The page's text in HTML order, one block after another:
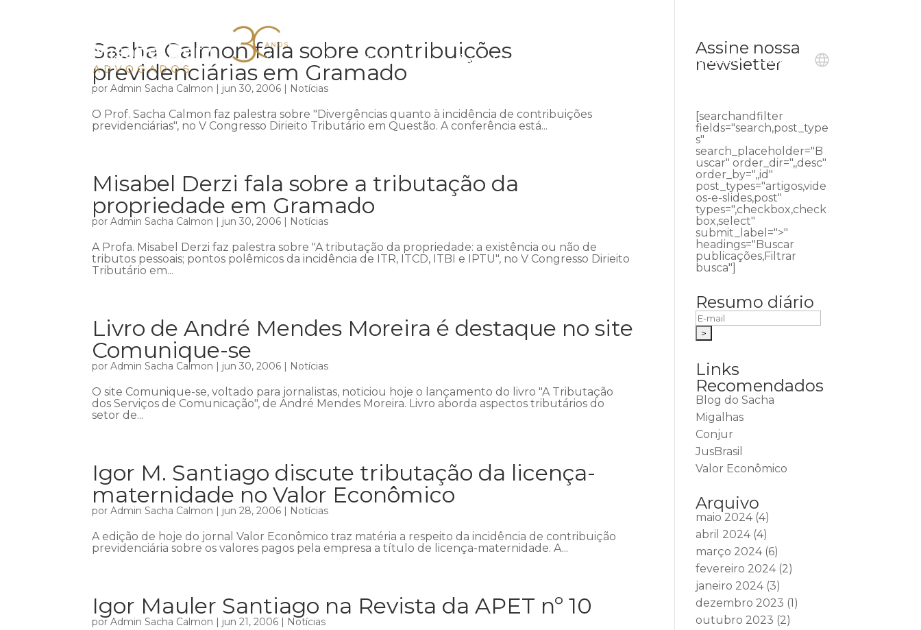
Início Institucional Áreas de atuação Ouvidoria Contato
Sacha Calmon fala sobre contribuições
previdenciárias em Gramado
porAdmin Sacha Calmon | jun 30, 2006 | Notícias
O Prof. Sacha Calmon faz palestra sobre "Divergências quanto à incidência de contribuições
previdenciárias", no V Congresso Dirieito Tributário em Questão. A conferência está...
Misabel Derzi fala sobre a tributação da
propriedade em Gramado
porAdmin Sacha Calmon | jun 30, 2006 | Notícias
A Profa. Misabel Derzi faz palestra sobre "A tributação da propriedade: a existência ou não de
tributos pessoais; pontos polêmicos da incidência de ITR, ITCD, ITBI e IPTU", no V Congresso Dirieito
Tributário em...
Livro de André Mendes Moreira é destaque no site
Comunique-se
porAdmin Sacha Calmon | jun 30, 2006 | Notícias
O site Comunique-se, voltado para jornalistas, noticiou hoje o lançamento do livro "A Tributação
dos Serviços de Comunicação", de André Mendes Moreira. Livro aborda aspectos tributários do
setor de...
Igor M. Santiago discute tributação da licença-
maternidade no Valor Econômico
porAdmin Sacha Calmon | jun 28, 2006 | Notícias
A edição de hoje do jornal Valor Econômico traz matéria a respeito da incidência de contribuição
previdenciária sobre os valores pagos pela empresa a título de licença-maternidade. A...
Igor Mauler Santiago na Revista da APET nº 10
porAdmin Sacha Calmon | jun 21, 2006 | Notícias
Assine nossa
newsletter
[searchandfilter
fields="search,post_type
s"
search_placeholder="B
uscar" order_dir=",,desc"
order_by=",,id"
post_types="artigos,vide
os-e-slides,post"
types=",checkbox,check
box,select"
submit_label=">"
headings="Buscar
publicações,Filtrar
busca"]
Resumo diário
Links
Recomendados
Blog do Sacha
Migalhas
Conjur
JusBrasil
Valor Econômico
Arquivo
maio 2024(4)
abril 2024(4)
março 2024(6)
fevereiro 2024(2)
janeiro 2024(3)
dezembro 2023 (1)
outubro 2023 (2)